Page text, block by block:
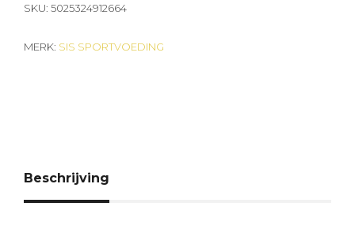
SKU: 5025324912664
MERK: SIS SPORTVOEDING
Beschrijving